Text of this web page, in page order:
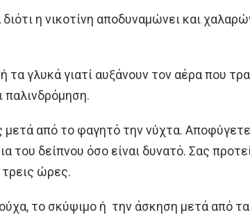
η νικοτίνη αποδυναμώνει και
τα γλυκά γιατί αυξάνουν τον αέρα που
παλινδρόμηση.
από το φαγητό την νύχτα.
του δείπνου όσο είναι δυνατό. Σας
τρεις ώρες.
το σκύψιμο ή την άσκηση μετά από